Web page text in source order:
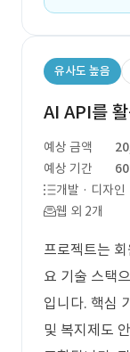
유사도 높음
AI API를
예상 금액
예상 기간
개발 · 디자인
웹 외 2개
프로젝트는
요 기술 스택
입니다. 핵심
및 복지제도